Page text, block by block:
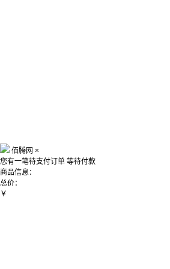
佰腾网 ×
您有一笔待支付订单 等待付款
商品信息：
总价：
￥